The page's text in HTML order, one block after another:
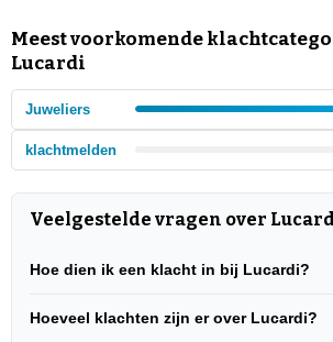
Meest voorkomende
Lucardi
Juweliers
klachtmelden
Veelgestelde vragen over
Hoe dien ik een klacht in bij Lucardi?
Hoeveel klachten zijn er over Lucardi?